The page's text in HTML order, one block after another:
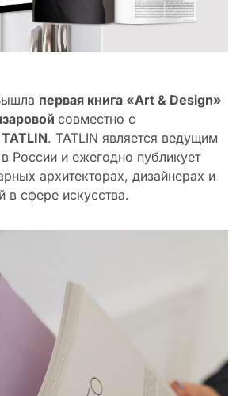
первая книга «Art & Design»
совместно с
TATLIN. TATLIN является ведущим
России и ежегодно публикует
архитекторах, дизайнерах и
в сфере искусства.